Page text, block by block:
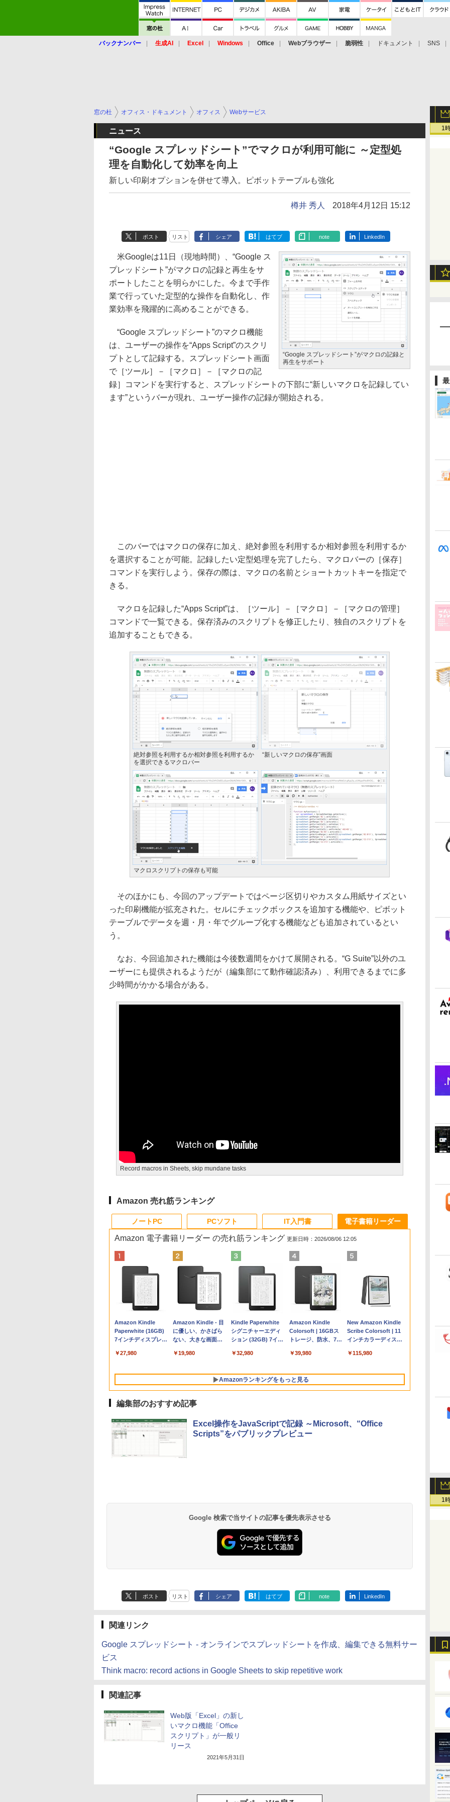
バックナンバー 生成AI Excel Windows Office Webブラウザー 脆弱性 ドキュメント SNS
1
1
窓の杜 オフィス・ドキュメント オフィス Webサービス
ニュース
“Google スプレッドシート”でマクロが利用可能に ～定型処
理を自動化して効率を向上
新しい印刷オプションを併せて導入。ピボットテーブルも強化
樽井 秀人 2018年4月12日 15:12
ポスト リスト シェア はてブ note LinkedIn
“Google スプレッドシート”がマクロの記録と
再生をサポート
米Googleは11日（現地時間）、“Google ス
プレッドシート”がマクロの記録と再生をサ
ポートしたことを明らかにした。今まで手作
業で行っていた定型的な操作を自動化し、作
業効率を飛躍的に高めることができる。
“Google スプレッドシート”のマクロ機能
は、ユーザーの操作を“Apps Script”のスクリ
プトとして記録する。スプレッドシート画面
で［ツール］－［マクロ］－［マクロの記
録］コマンドを実行すると、スプレッドシートの下部に“新しいマクロを記録してい
ます”というバーが現れ、ユーザー操作の記録が開始される。
このバーではマクロの保存に加え、絶対参照を利用するか相対参照を利用するか
を選択することが可能。記録したい定型処理を完了したら、マクロバーの［保存］
コマンドを実行しよう。保存の際は、マクロの名前とショートカットキーを指定で
きる。
マクロを記録した“Apps Script”は、［ツール］－［マクロ］－［マクロの管理］
コマンドで一覧できる。保存済みのスクリプトを修正したり、独自のスクリプトを
追加することもできる。
絶対参照を利用するか相対参照を利用するか
を選択できるマクロバー
“新しいマクロの保存”画面
マクロスクリプトの保存も可能
そのほかにも、今回のアップデートではページ区切りやカスタム用紙サイズとい
った印刷機能が拡充された。セルにチェックボックスを追加する機能や、ピボット
テーブルでデータを週・月・年でグループ化する機能なども追加されているとい
う。
なお、今回追加された機能は今後数週間をかけて展開される。“G Suite”以外のユ
ーザーにも提供されるようだが（編集部にて動作確認済み）、利用できるまでに多
少時間がかかる場合がある。
Record macros in Sheets, skip mundane tasks
Amazon 売れ筋ランキング
ノートPC
Apple 2026
MacBook Neo A18
Proチップ搭載13イ
AIとApple
設計、Liquid Retina
ユニファイドメモ
リ、512GB SSDスト
レージ、1080p
ラ、Touch ID - イン
ディゴ
￥137,800
tomtoc 360°保護
15.6 16インチ パソコ
ンケース Dell NEC
dynabook Lenovo
￥2,952
Apple 2026
MacBook Air M5チ
ップ搭載13インチノ
Apple Intelligence、
Retinaディスプレ
イ、24GBユニファイ
ドメモリ、1TB SSD
ド、Touch ID - スカ
イブルー
￥298,901
【Amazon.co.jp限
定】 HP ノートパソ
コン 15-fd 15.6イン
512GB SSD インテ
￥129,800
FMV ノートパソコン
WE1-K3 (MS 365
Personal/Copilotキー
型/Core i5/16GB/SSD
FMVWK3E15W_AZ
￥119,800
PCソフト
Xbox プリペイドカ
ード 10,000円 デジタ
ルコード 【旧 Xbox
ラインコード]
￥10,000
Robloxギフトカード
- 800 Robux 【限定
バーチャルアイテム
ンゲームコード】 ロ
インコード版
￥1,300
Microsoft Office
Home & Business
2024(最新 永続版)|オ
版|Windows11、
￥39,582
Robloxギフトカード
- 2,000 Robux 【限
定バーチャルアイテ
インゲームコード】
ラインコード版
￥3,200
Robloxギフトカード -
1000 Robux 【限定バ
ーチャルアイテムを含
ムコード】 ロブロック
版
￥1,600
IT入門書
生成AIパスポート公
式テキスト 第４版
￥1,766
AIイラスト表現辞典:
思い通りの絵を引き
出す プロンプトの言
ズ (はぴーイラスト
￥99
ClaudeCode いちば
んやさしい 教科書:
非エンジニア 初心者
マニュアル AI副業に
もKindle出版にも！
非エンジニアのため
のAIコーディング入
￥99
FM TOWNS ハイパ
ー・カタログ: 本体
ハードウェア・市販
フェクトリストと最
￥1,600
1冊ですべて身につく
HTML & CSSとWebデ
ザイン入門講座［第2
￥2,326
電子書籍リーダー
Amazon 電子書籍リーダー の売れ筋ランキング 更新日時：2026/08/06 12:05
Amazon Kindle
Paperwhite (16GB)
7インチディスプレ
ト、12週間持続バッ
ブラック
￥27,980
Amazon Kindle - 目
に優しい、かさばら
ない、大きな画面で
続バッテリー、6イン
書籍リーダー、ブラ
ック、16GB、広告な
し
￥19,980
Kindle Paperwhite
シグニチャーエディ
ション (32GB) 7イン
るさ自動調整、色調
持続バッテリー、広
告なし、メタリック
ブラック
￥32,980
Amazon Kindle
Colorsoft | 16GBス
トレージ、防水、7イ
レイ、色調調節ライ
ッテリー、広告無
し、ブラック (2025
年発売)
￥39,980
New Amazon Kindle
Scribe Colorsoft | 11
インチカラーディスプ
ジ、ノート機能搭載、
調節ライト、プレミア
イト
￥115,980
Amazonランキングをもっと見る
編集部のおすすめ記事
Excel操作をJavaScriptで記録 ～Microsoft、“Office
Scripts”をパブリックプレビュー
Google 検索で当サイトの記事を優先表示させる
ポスト リスト シェア はてブ note LinkedIn
関連リンク
Google スプレッドシート - オンラインでスプレッドシートを作成、編集できる無料サー
ビス
Think macro: record actions in Google Sheets to skip repetitive work
関連記事
Web版「Excel」の新し
いマクロ機能「Office
スクリプト」が一般リ
リース
2021年5月31日